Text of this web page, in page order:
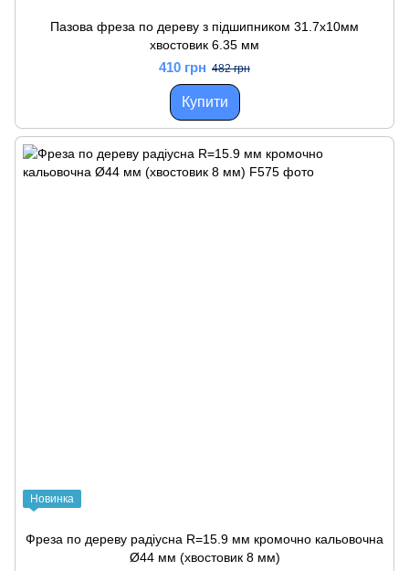
Пазова фреза по дереву з підшипником 31.7x10мм
хвостовик 6.35 мм
410 грн 482 грн
Купити
Новинка
Фреза по дереву радіусна R=15.9 мм кромочно кальовочна
Ø44 мм (хвостовик 8 мм)